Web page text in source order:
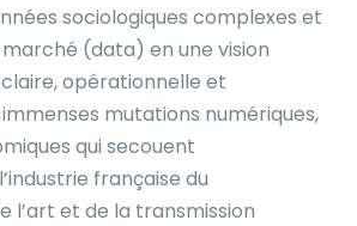
sociologiques complexes et
(data) en une vision
opérationnelle et
mutations numériques,
qui secouent
française du
l’art et de la transmission